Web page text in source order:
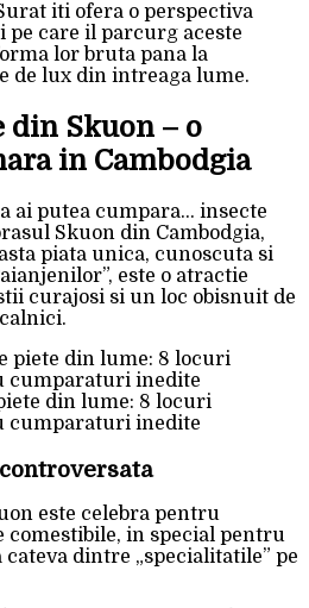
iti ofera o perspectiva
care il parcurg aceste
lor bruta pana la
de lux din intreaga lume.
din Skuon – o
in Cambodgia
ai putea cumpara… insecte
Skuon din Cambodgia,
piata unica, cunoscuta si
este o atractie
curajosi si un loc obisnuit de
din lume: 8 locuri
cumparaturi inedite
este celebra pentru
comestibile, in special pentru
dintre „specialitatile” pe